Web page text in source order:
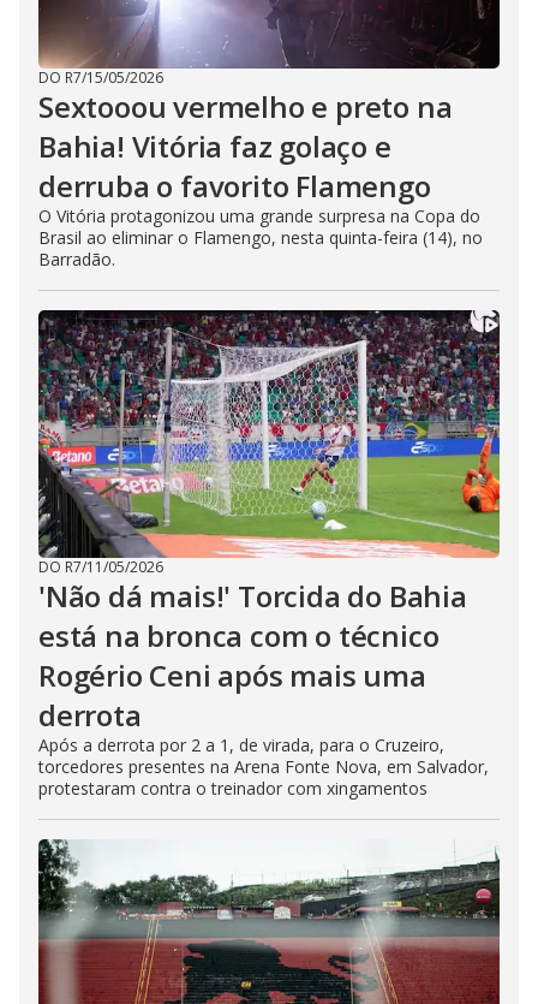
DO R7/15/05/2026
Sextooou vermelho e preto na
Bahia! Vitória faz golaço e
derruba o favorito Flamengo
O Vitória protagonizou uma grande surpresa na Copa do
Brasil ao eliminar o Flamengo, nesta quinta-feira (14), no
Barradão.
DO R7/11/05/2026
'Não dá mais!' Torcida do Bahia
está na bronca com o técnico
Rogério Ceni após mais uma
derrota
Após a derrota por 2 a 1, de virada, para o Cruzeiro,
torcedores presentes na Arena Fonte Nova, em Salvador,
protestaram contra o treinador com xingamentos